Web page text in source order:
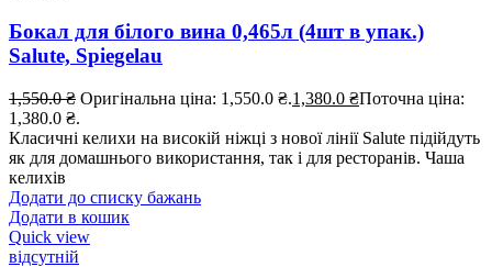
Бокал для білого вина 0,465л (4шт в упак.)
Salute, Spiegelau
1,550.0₴ Оригінальна ціна: 1,550.0 ₴.1,380.0 ₴Поточна ціна:
1,380.0 ₴.
Класичні келихи на високій ніжці з нової лінії Salute підійдуть
як для домашнього використання, так і для ресторанів. Чаша
келихів
Додати до списку бажань
Додати в кошик
Quick view
відсутній